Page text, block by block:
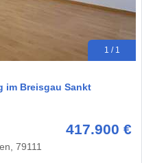
1 / 1
im Breisgau Sankt
417.900 €
79111